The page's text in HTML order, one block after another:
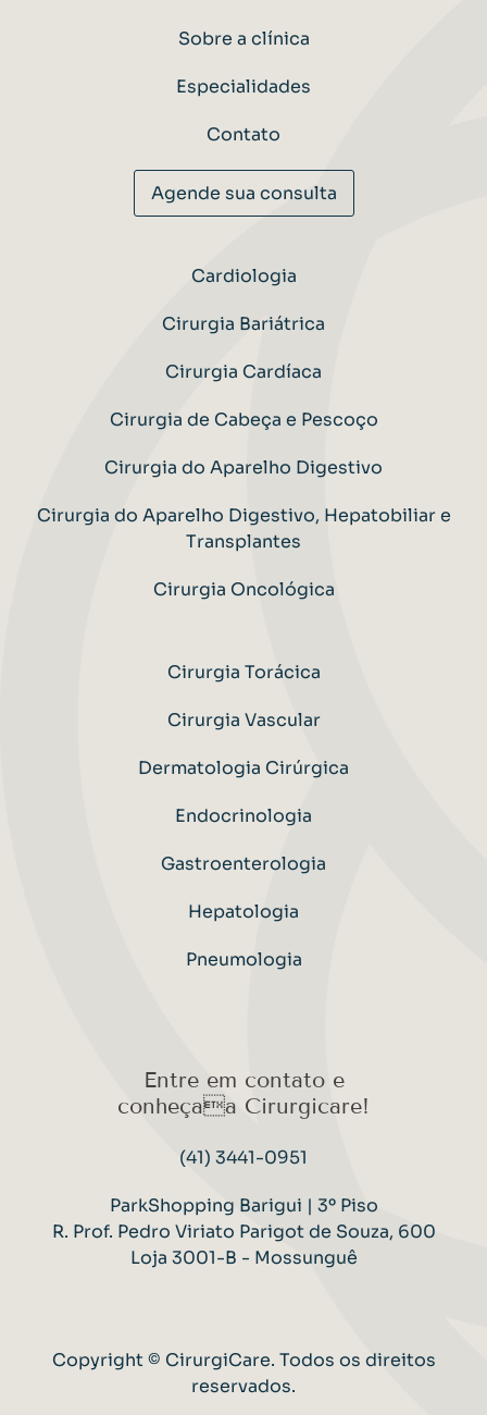
Sobre a clínica
Especialidades
Contato
Agende sua consulta
Cardiologia
Cirurgia Bariátrica
Cirurgia Cardíaca
Cirurgia de Cabeça e Pescoço
Cirurgia do Aparelho Digestivo
Cirurgia do Aparelho Digestivo, Hepatobiliar e
Transplantes
Cirurgia Oncológica
Cirurgia Torácica
Cirurgia Vascular
Dermatologia Cirúrgica
Endocrinologia
Gastroenterologia
Hepatologia
Pneumologia
Entre em contato e
conheçaa Cirurgicare!
(41) 3441-0951
ParkShopping Barigui | 3º Piso
R. Prof. Pedro Viriato Parigot de Souza, 600
Loja 3001-B - Mossunguê
Copyright © CirurgiCare. Todos os direitos
reservados.